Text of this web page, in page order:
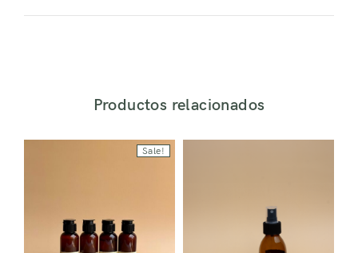
¿No tienes una cuenta?
Productos relacionados
Sale!